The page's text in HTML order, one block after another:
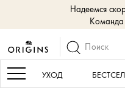
Надеемся
Navigation
УХОД